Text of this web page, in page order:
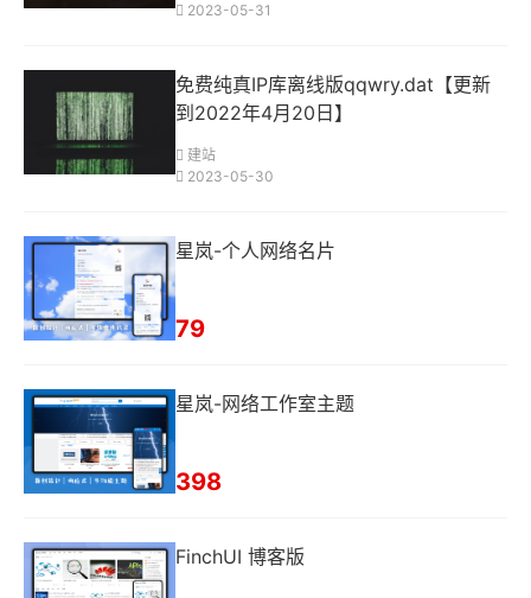
2023-05-31
免费纯真IP库离线版qqwry.dat【更新
到2022年4月20日】
建站
2023-05-30
星岚-个人网络名片
79
星岚-网络工作室主题
398
FinchUI 博客版